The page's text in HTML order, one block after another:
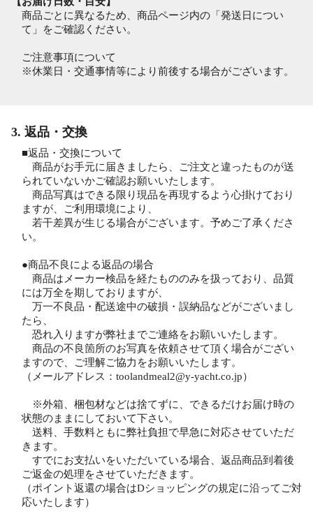
商品ごとに異なるため、商品ページ内の「発送日につい
て」をご確認ください。
ご注意事項について
※休業日・交通事情等により前後する場合がございます。
3. 返品・交換
■返品・交換について
商品がお手元に届きましたら、ご注文と違ったものが送
られていないかご確認お願いいたします。
商品写真はできる限り現品を再現するよう心掛けており
ますが、ご利用環境により、
若干差異が生じる場合がございます。予めご了承くださ
い。
●商品不良による返品の場合
商品はメーカー検品を経たもののみを扱っており、品質
には万全を期しておりますが、
万一不良品・配送途中の破損・誤納品などがございまし
たら、
恐れ入りますが弊社までご連絡をお願いいたします。
商品の不良箇所のお写真を依頼させて頂く場合がござい
ますので、ご理解ご協力をお願いいたします。
（メールアドレス：toolandmeal2@y-yacht.co.jp）
※外箱、梱包材などは捨てずに、できるだけお届け時の
状態のままにしておいて下さい。
送料、手数料ともに弊社負担で早急に対応させていただ
きます。
すでにお支払いをいただいている場合、返品商品到着後
ご返金の処理をさせていただきます。
（ポイント返還の場合はDショッピングの規定に沿ってご対
応いたします）